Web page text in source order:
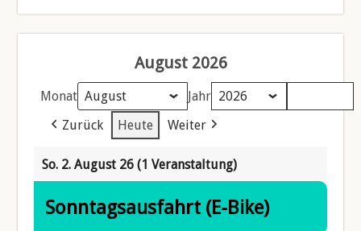
August 2026
Monat
Jahr
Zurück
Heute Weiter
So. 2. August 26(1 Veranstaltung)
Sonntagsausfahrt (E-Bike)